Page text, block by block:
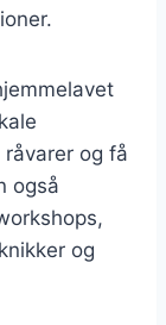
og få
også
og